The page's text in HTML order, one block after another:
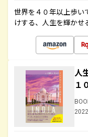
世界を４０年以上歩い
けする、人生を輝か
人
１